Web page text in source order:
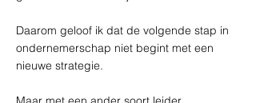
Daarom geloof ik dat de volgende stap in
ondernemerschap niet begint met een
nieuwe strategie.